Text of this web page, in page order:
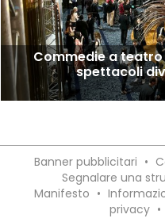
Commedie a teatro
spettacoli
Banner pubblicitari •
Segnalare una
Manifesto •
privacy •